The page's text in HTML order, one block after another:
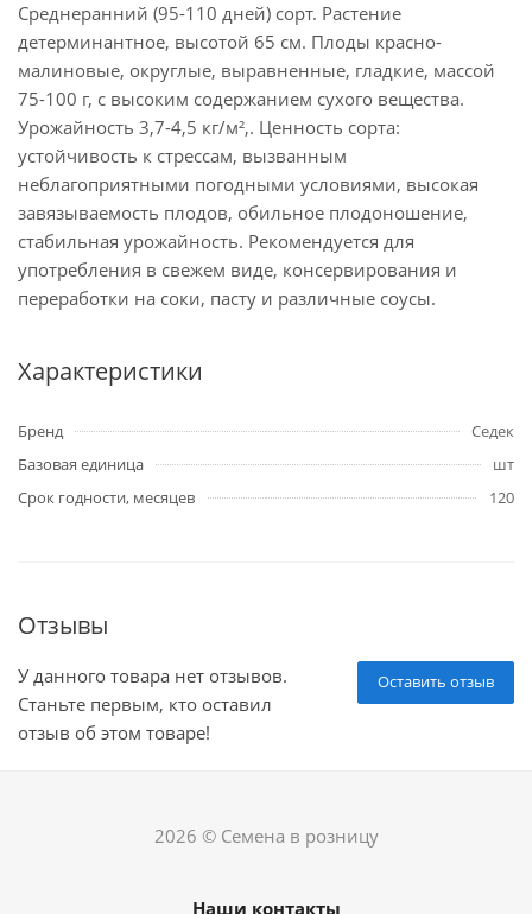
Среднеранний (95-110 дней) сорт. Растение
детерминантное, высотой 65 см. Плоды красно-
малиновые, округлые, выравненные, гладкие, массой
75-100 г, с высоким содержанием сухого вещества.
Урожайность 3,7-4,5 кг/м²,. Ценность сорта:
устойчивость к стрессам, вызванным
неблагоприятными погодными условиями, высокая
завязываемость плодов, обильное плодоношение,
стабильная урожайность. Рекомендуется для
употребления в свежем виде, консервирования и
переработки на соки, пасту и различные соусы.
Характеристики
Бренд
Седек
Базовая единица
шт
Срок годности, месяцев
120
Отзывы
Оставить отзыв
У данного товара нет отзывов.
Станьте первым, кто оставил
отзыв об этом товаре!
2026 © Семена в розницу
Наши контакты